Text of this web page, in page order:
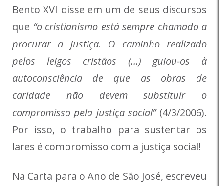
Bento XVI disse em um de seus discursos
que “o cristianismo está sempre chamado a
procurar a justiça. O caminho realizado
pelos leigos cristãos (…) guiou-os à
autoconsciência de que as obras de
caridade não devem substituir o
compromisso pela justiça social” (4/3/2006).
Por isso, o trabalho para sustentar os
lares é compromisso com a justiça social!
Na Carta para o Ano de São José, escreveu